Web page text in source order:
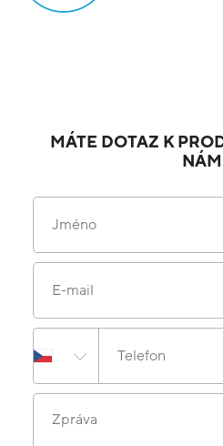
MÁTE DOTAZ K
Jméno
E-mail
Telefon
Zpráva